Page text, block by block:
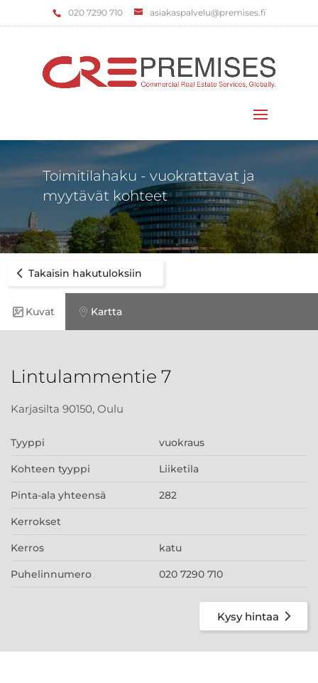
‌020 7290 710 asiakaspalvelu@premises.fi
Toimitilahaku - vuokrattavat ja
myytävät kohteet
Takaisin hakutuloksiin
Kuvat Kartta
Lintulammentie 7
Karjasilta 90150, Oulu
Tyyppi vuokraus
Kohteen tyyppi Liiketila
Pinta-ala yhteensä 282
Kerrokset
Kerros katu
Puhelinnumero 020 7290 710
Kysy hintaa